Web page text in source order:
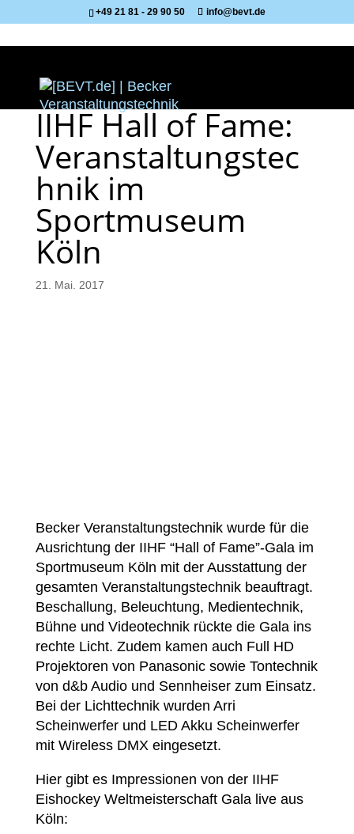
+49 21 81 - 29 90 50 info@bevt.de
IIHF Hall of Fame:
Veranstaltungstec
hnik im
Sportmuseum
Köln
21. Mai. 2017
Becker Veranstaltungstechnik wurde für die
Ausrichtung der IIHF “Hall of Fame”-Gala im
Sportmuseum Köln mit der Ausstattung der
gesamten Veranstaltungstechnik beauftragt.
Beschallung, Beleuchtung, Medientechnik,
Bühne und Videotechnik rückte die Gala ins
rechte Licht. Zudem kamen auch Full HD
Projektoren von Panasonic sowie Tontechnik
von d&b Audio und Sennheiser zum Einsatz.
Bei der Lichttechnik wurden Arri
Scheinwerfer und LED Akku Scheinwerfer
mit Wireless DMX eingesetzt.
Hier gibt es Impressionen von der IIHF
Eishockey Weltmeisterschaft Gala live aus
Köln: